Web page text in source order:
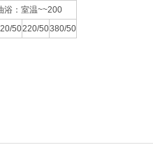
：室温~~200
50220/50380/50